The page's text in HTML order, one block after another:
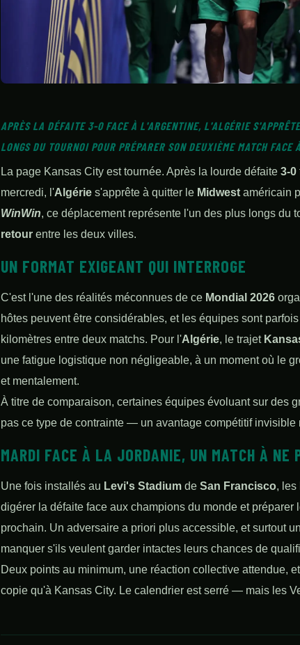
APRÈS LA DÉFAITE 3-0 FACE À L'ARGENTINE, L'ALGÉRIE
LONGS DU TOURNOI POUR PRÉPARER SON DEUXIÈME MATCH
La page Kansas City est tournée. Après la lourde défaite 3-0
mercredi, l'Algérie s'apprête à quitter le Midwest américain
WinWin, ce déplacement représente l'un des plus longs du
retour entre les deux villes.
UN FORMAT EXIGEANT QUI INTERROGE
C'est l'une des réalités méconnues de ce Mondial 2026
hôtes peuvent être considérables, et les équipes sont
kilomètres entre deux matchs. Pour l'Algérie, le trajet
une fatigue logistique non négligeable, à un moment où le
et mentalement.
À titre de comparaison, certaines équipes évoluant sur des
pas ce type de contrainte — un avantage compétitif invisible
MARDI FACE À LA JORDANIE, UN MATCH À NE
Une fois installés au Levi's Stadium de San Francisco, les
digérer la défaite face aux champions du monde et préparer
prochain. Un adversaire a priori plus accessible, et surtout
manquer s'ils veulent garder intactes leurs chances de
Deux points au minimum, une réaction collective attendue,
copie qu'à Kansas City. Le calendrier est serré — mais les